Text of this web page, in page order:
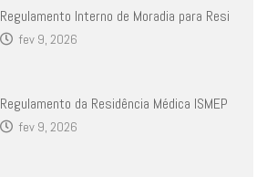
Regulamento Interno de Moradia para Resi
fev 9, 2026
Regulamento da Residência Médica ISMEP
fev 9, 2026